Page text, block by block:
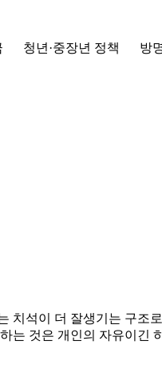
청년·중장년 정책 방
치석이 더 잘생기는 구조
는 것은 개인의 자유이긴